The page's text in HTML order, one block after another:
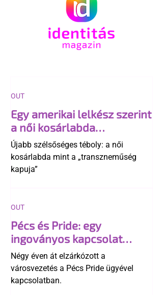
Egy amerikai lelkész szerint
a női kosárlabda
transzneműséghez vezet
Újabb szélsőséges téboly: a női
kosárlabda mint a „transzneműség
kapuja”
OUT
Pécs és Pride: egy
ingoványos kapcsolat
története
Négy éven át elzárkózott a
városvezetés a Pécs Pride ügyével
kapcsolatban.
OUT